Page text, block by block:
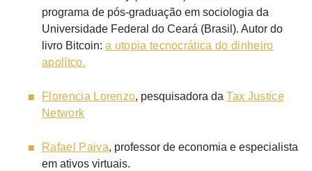
programa de pós-graduação em sociologia da
Universidade Federal do Ceará (Brasil). Autor do
livro Bitcoin: a utopia tecnocrática do dinheiro
apolítco.
Florencia Lorenzo, pesquisadora daTax Justice
Network
Rafael Paiva, professor de economia e especialista
em ativos virtuais.